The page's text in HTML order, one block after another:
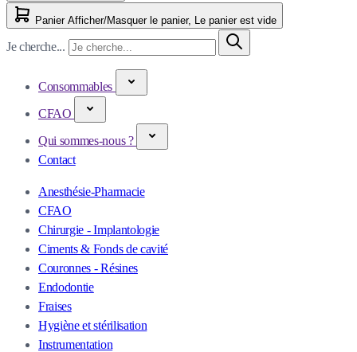
Panier Afficher/Masquer le panier, Le panier est vide
Je cherche...
Consommables
CFAO
Qui sommes-nous ?
Contact
Anesthésie-Pharmacie
CFAO
Chirurgie - Implantologie
Ciments & Fonds de cavité
Couronnes - Résines
Endodontie
Fraises
Hygiène et stérilisation
Instrumentation